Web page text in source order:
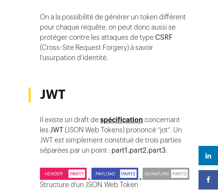
On a la possibilité de générer un token différent
pour chaque requête, on peut donc aussi se
protéger contre les attaques de typeCSRF
(Cross-Site Request Forgery) à savoir
l’usurpation d’identité.
JWT
Il existe un draft despécification concernant
les JWT(JSON Web Tokens) prononcé “jot”. Un
JWT est simplement constitué de trois parties
séparées par un point : part1.part2.part3.
Structure d’un JSON Web Token